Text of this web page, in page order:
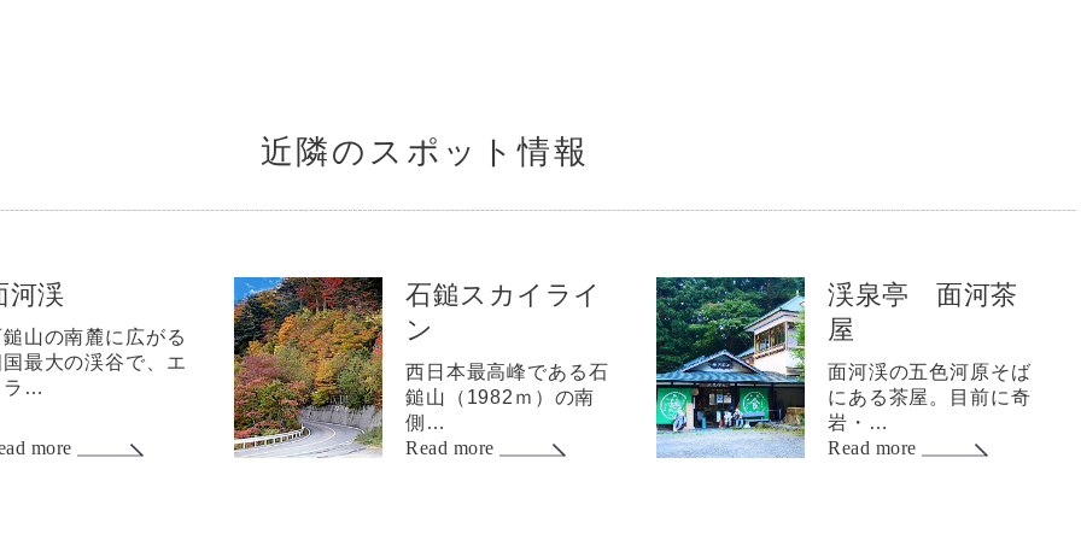
近隣のスポット情報
河渓
山の南麓に広がる
最大の渓谷で、エ
ラ…
more
石鎚スカイライ
ン
西日本最高峰である石
鎚山（1982ｍ）の南
側…
Read more
渓泉亭 面河茶
屋
面河渓の五色河原そば
にある茶屋。目前に奇
岩・…
Read more